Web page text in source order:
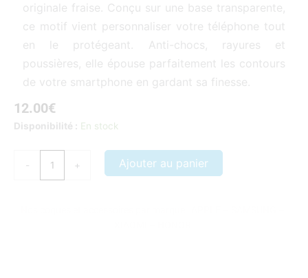
originale fraise. Conçu sur une base transparente,
ce motif vient personnaliser votre téléphone tout
en le protégeant. Anti-chocs, rayures et
poussières, elle épouse parfaitement les contours
de votre smartphone en gardant sa finesse.
12.00€
Disponibilité : En stock
-
quantité
+ Ajouter au panier